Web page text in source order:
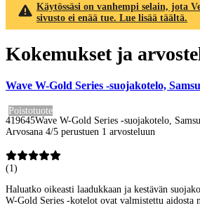
Käytössäsi on vanhempi selain, jota
sivusto ei enää tue. Lue lisää täältä.
Kokemukset ja
Wave W-Gold Series -suojakotelo,
Poistotuote
419645Wave W-Gold Series -suojakotelo,
Arvosana 4/5 perustuen 1 arvosteluun
(1 )
Haluatko oikeasti laadukkaan ja kestävän
W-Gold Series -kotelot ovat valmistettu aidosta